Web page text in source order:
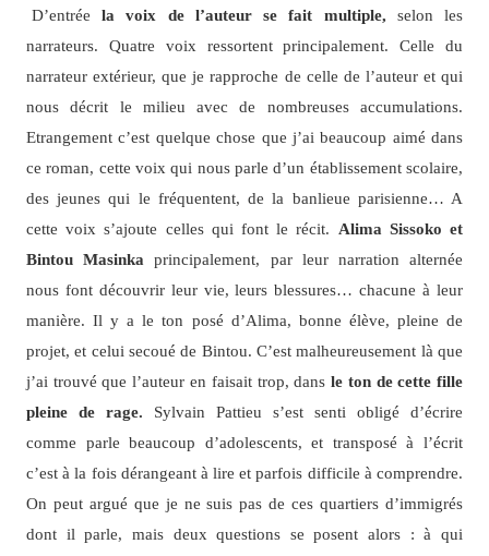
D’entrée la voix de l’auteur se fait multiple, selon les
narrateurs. Quatre voix ressortent principalement. Celle du
narrateur extérieur, que je rapproche de celle de l’auteur et qui
nous décrit le milieu avec de nombreuses accumulations.
Etrangement c’est quelque chose que j’ai beaucoup aimé dans
ce roman, cette voix qui nous parle d’un établissement scolaire,
des jeunes qui le fréquentent, de la banlieue parisienne… A
cette voix s’ajoute celles qui font le récit. Alima Sissoko et
Bintou Masinka principalement, par leur narration alternée
nous font découvrir leur vie, leurs blessures… chacune à leur
manière. Il y a le ton posé d’Alima, bonne élève, pleine de
projet, et celui secoué de Bintou. C’est malheureusement là que
j’ai trouvé que l’auteur en faisait trop, dans le ton de cette fille
pleine de rage. Sylvain Pattieu s’est senti obligé d’écrire
comme parle beaucoup d’adolescents, et transposé à l’écrit
c’est à la fois dérangeant à lire et parfois difficile à comprendre.
On peut argué que je ne suis pas de ces quartiers d’immigrés
dont il parle, mais deux questions se posent alors : à qui